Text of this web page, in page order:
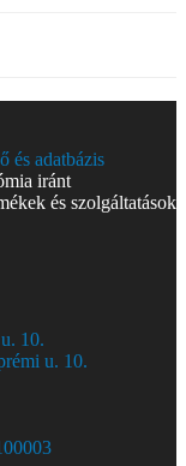
és adatbázis
iránt
és szolgáltatások
10.
u. 10.